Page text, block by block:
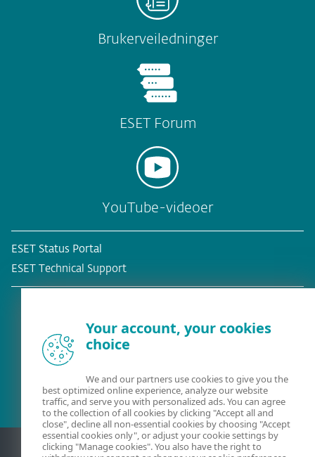
Brukerveiledninger
ESET Forum
YouTube-videoer
ESET Status Portal
ESET Technical Support
Your account, your cookies
choice
We and our partners use cookies to give you the
best optimized online experience, analyze our website
traffic, and serve you with personalized ads. You can agree
to the collection of all cookies by clicking "Accept all and
close", decline all non-essential cookies by choosing "Accept
essential cookies only", or adjust your cookie settings by
clicking "Manage cookies". You also have the right to